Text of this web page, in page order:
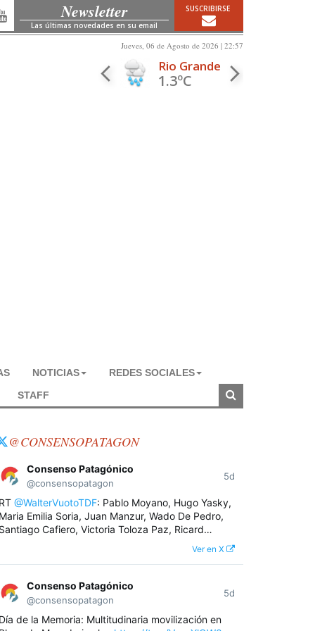
Newsletter
Las últimas novedades en su email
SUSCRIBIRSE
Jueves, 06 de Agosto de 2026 | 22:57
Rio Grande
1.3ºC
NOTICIAS
REDES SOCIALES
STAFF
@CONSENSOPATAGON
Consenso Patagónico
@consensopatagon
5d
RT @WalterVuotoTDF: Pablo Moyano, Hugo Yasky,
Maria Emilia Soria, Juan Manzur, Wado De Pedro,
Santiago Cafiero, Victoria Toloza Paz, Ricard…
Ver en X
Consenso Patagónico
@consensopatagon
5d
Día de la Memoria: Multitudinaria movilización en